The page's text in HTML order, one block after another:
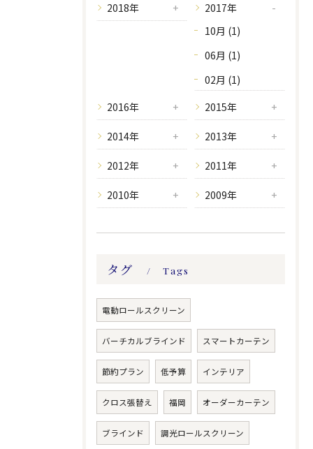
2018年
2017年
10月 (1)
06月 (1)
02月 (1)
2016年
2015年
2014年 2013年
2012年 2011年
2010年 2009年
タグ Tags
電動ロールスクリーン
バーチカルブラインド スマートカーテン
節約プラン 低予算 インテリア
クロス張替え 福岡 オーダーカーテン
ブラインド 調光ロールスクリーン